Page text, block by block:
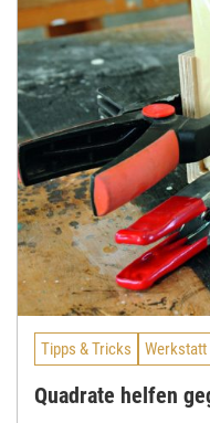
Tipps & Tricks Werkstatt
Quadrate helfen